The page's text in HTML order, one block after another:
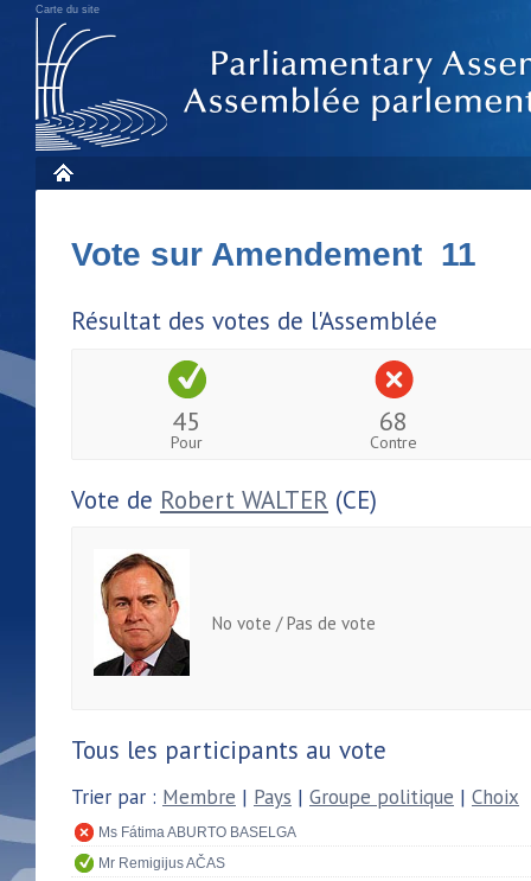
Carte du site
Vote sur Amendement 11
Résultat des votes de l'Assemblée
45
Pour
68
Contre
Vote de Robert WALTER (CE)
No vote / Pas de vote
Tous les participants au vote
Trier par : Membre | Pays | Groupe politique | Choix
Ms Fátima ABURTO BASELGA
Mr Remigijus AČAS